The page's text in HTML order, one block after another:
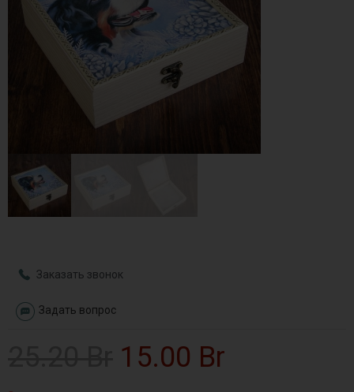
Заказать звонок
Задать вопрос
15.00 Br